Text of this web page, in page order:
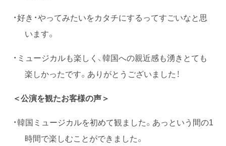
・好き・やってみたいをカタチにするってすごいなと思
います。
・ミュージカルも楽しく、韓国への親近感も湧きとても
楽しかったです。ありがとうございました！
＜公演を観たお客様の声＞
・韓国ミュージカルを初めて観ました。あっという間の1
時間で楽しむことができました。